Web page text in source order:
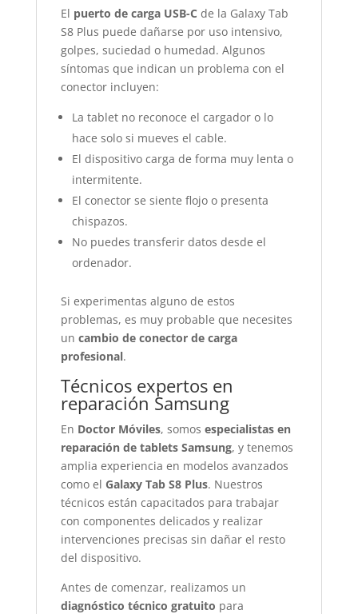
El puerto de carga USB-C de la Galaxy Tab
S8 Plus puede dañarse por uso intensivo,
golpes, suciedad o humedad. Algunos
síntomas que indican un problema con el
conector incluyen:
La tablet no reconoce el cargador o lo
hace solo si mueves el cable.
El dispositivo carga de forma muy lenta o
intermitente.
El conector se siente flojo o presenta
chispazos.
No puedes transferir datos desde el
ordenador.
Si experimentas alguno de estos
problemas, es muy probable que necesites
un cambio de conector de carga
profesional.
Técnicos expertos en
reparación Samsung
En Doctor Móviles, somos especialistas en
reparación de tablets Samsung, y tenemos
amplia experiencia en modelos avanzados
como el Galaxy Tab S8 Plus. Nuestros
técnicos están capacitados para trabajar
con componentes delicados y realizar
intervenciones precisas sin dañar el resto
del dispositivo.
Antes de comenzar, realizamos un
diagnóstico técnico gratuito para